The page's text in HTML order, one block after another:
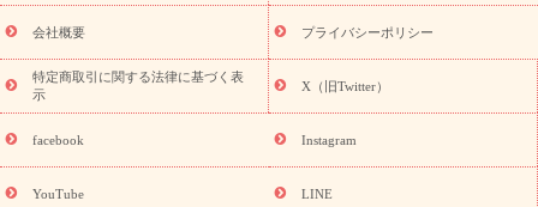
老の日 花鉢植えのギフト・プレゼント特集
敬老の日 花とセットギ
フト・プレゼント特集
敬老の日の花 全てのギフト一覧
キャン
ペーン
映画『ウォーターガーディアンズ』コラボキャンペーン
「きょう誕生日なんです」キャンペーン
誕生日の花を探す
誕生日フラワーギフト 誕生日フラワーギフト特集
9月の誕生花(リンドウ)
会社概要 プライバシーポリシー
特定商取引に関する法律に基づく表
示
X（旧Twitter）
facebook Instagram
YouTube LINE